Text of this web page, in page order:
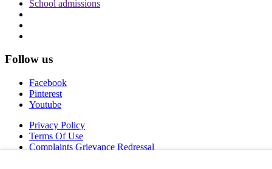
School admissions
Follow us
Facebook
Pinterest
Youtube
Privacy Policy
Terms Of Use
Complaints Grievance Redressal